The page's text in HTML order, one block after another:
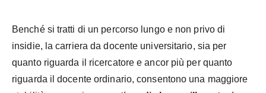
Benché si tratti di un percorso lungo e non privo di
insidie, la carriera da docente universitario, sia per
quanto riguarda il ricercatore e ancor più per quanto
riguarda il docente ordinario, consentono una maggiore